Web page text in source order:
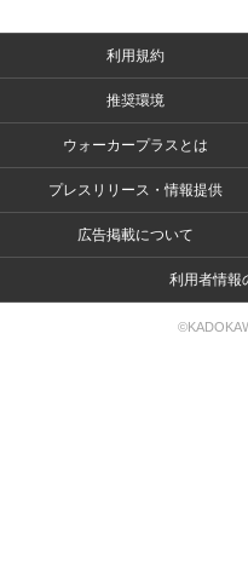
利用規約
推奨環境
ウォーカープラスとは
プレスリリース・情報提供
広告掲載について
利用者情報